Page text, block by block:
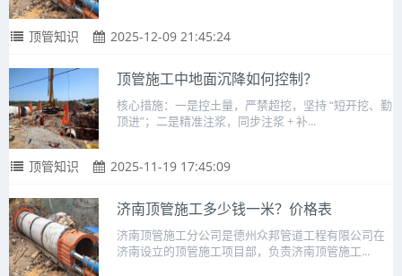
顶管知识 2025-12-09 21:45:24
顶管施工中地面沉降如何控制？
核心措施：一是控土量，严禁超挖，坚持 “短开挖、勤
顶进”；二是精准注浆，同步注浆 + 补...
顶管知识 2025-11-19 17:45:09
济南顶管施工多少钱一米？价格表
济南顶管施工分公司是德州众邦管道工程有限公司在
济南设立的顶管施工项目部，负责济南顶管施工...